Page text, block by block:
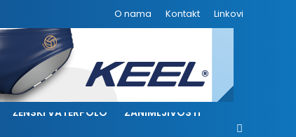
O nama Kontakt Linkovi
ŽENSKI VATERPOLO ZANIMLJIVOSTI